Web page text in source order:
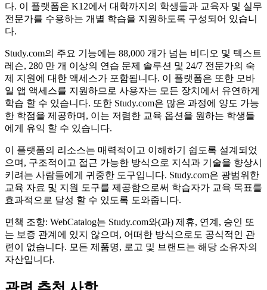
다. 이 플랫폼은 K12에서 대학까지의 학생들과 교육자 및 실무
전문가를 수용하는 개별 학습을 지원하도록 구성되어 있습니
다.
Study.com의 주요 기능에는 88,000 개가 넘는 비디오 및 텍스트
레슨, 280 만 개 이상의 연습 문제 솔루션 및 24/7 전문가의 숙
제 지원에 대한 액세스가 포함됩니다. 이 플랫폼은 또한 모바
일 앱 액세스를 지원하므로 사용자는 모든 장치에서 유연하게
학습 할 수 있습니다. 또한 Study.com은 많은 과정에 양도 가능
한 학점을 제공하며, 이는 저렴한 교육 옵션을 원하는 학생들
에게 유익 할 수 있습니다.
이 플랫폼의 리소스는 매력적이고 이해하기 쉽도록 설계되었
으며, 구조적이고 접근 가능한 방식으로 지식과 기술을 향상시
키려는 사람들에게 귀중한 도구입니다. Study.com은 광범위한
교육 자료 및 지원 도구를 제공함으로써 학습자가 교육 목표를
효과적으로 달성 할 수 있도록 도와줍니다.
면책 조항: WebCatalog는 Study.com와(과) 제휴, 연계, 승인 또
는 보증 관계에 있지 않으며, 어떠한 방식으로도 공식적인 관
련이 없습니다. 모든 제품명, 로고 및 브랜드는 해당 소유자의
자산입니다.